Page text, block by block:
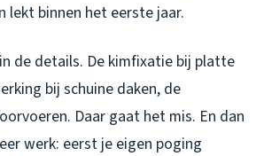
lekt binnen het eerste jaar.
de details. De kimfixatie bij platte
bij schuine daken, de
Daar gaat het mis. En dan
werk: eerst je eigen poging